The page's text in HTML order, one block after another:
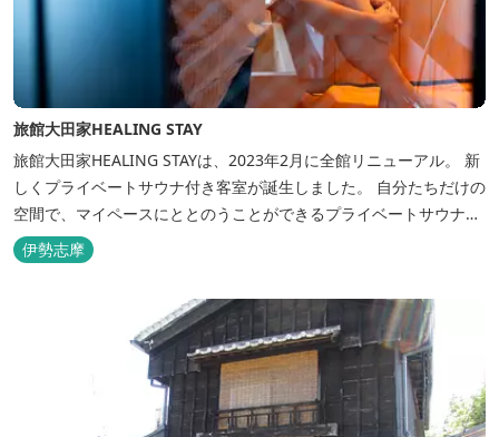
旅館大田家HEALING STAY
旅館大田家HEALING STAYは、2023年2月に全館リニューアル。 新
しくプライベートサウナ付き客室が誕生しました。 自分たちだけの
空間で、マイペースにととのうことができるプライベートサウナ。
相差ならではの新鮮な海の幸、豊かな自然、温泉、そしてサウナで
ととのう至福のひとときを。
伊勢志摩